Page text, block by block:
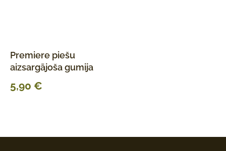
Premiere piešu
aizsargājoša gumija
5,90 €